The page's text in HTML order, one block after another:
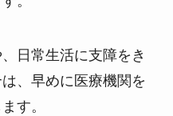
日常生活に支障をき
、早めに医療機関を
す。